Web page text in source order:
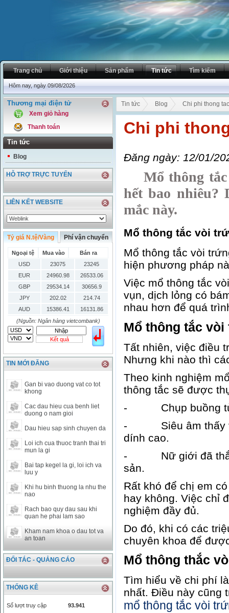
Trang chủ Giới thiệu Sản phẩm Tin tức Tìm kiếm
Hôm nay, ngày 09/08/2026
Thương mại điện tử
Xem giỏ hàng
Thanh toán
Tin tức
Blog
HỖ TRỢ TRỰC TUYẾN
LIÊN KẾT WEBSITE
Tỷ giá N.tệ/Vàng Phí vận chuyển
Ngoại tệ Mua vào
Bán ra
USD
23075
23245
EUR
24960.98
26533.06
GBP
29534.14
30656.9
JPY
202.02
214.74
AUD
15386.41
16131.86
HKD
2906.04
3028.6
SGD
16755.29
17427.08
THB
666.2
786.99
CAD
17223.74
18058.21
CHF
23161.62
24283.77
INR
0
340.14
KWD
0
79758.97
MYR
NOK
0
2658.47
RMB
3272
1
SAR
0
6457
(Nguồn: Ngân hàng vietcombank)
Kết quả
TIN MỚI ĐĂNG
Gan bi vao duong vat co tot
khong
Cac dau hieu cua benh liet
duong o nam gioi
Dau hieu sap sinh chuyen da
Loi ich cua thuoc tranh thai tri
mun la gi
Bai tap kegel la gi, loi ich va
luu y
Khi hu binh thuong la nhu the
nao
Rach bao quy dau sau khi
quan he phai lam sao
Kham nam khoa o dau tot va
an toan
ĐỐI TÁC - QUẢNG CÁO
THỐNG KÊ
Số lượt truy cập
93.941
Tin tức Blog Chi phi thong
Chi phi
Đăng ngày: 12/01/
Mổ thông tắc
hết bao nhiêu?
mắc này.
Mổ thông tắc vòi
Mổ thông tắc vòi
hiện phương pháp
Việc mổ thông tắc
vụn, dịch lỏng có
nhau hơn để quá
Mổ thông tắc
Tất nhiên, việc điều
Nhưng khi nào thì
Theo kinh nghiệm
thông tắc sẽ được
- Chụp buồng tử
- Siêu âm thấy vòi
dính cao.
- Nữ giới đã thắt
sản.
Rất khó để chị em
hay không. Việc chỉ
nghiệm đầy đủ.
Do đó, khi có các
chuyên khoa để
Mổ thông thắc
Tìm hiểu về chi phí
nhất. Điều này cũng
mổ thông tắc vòi